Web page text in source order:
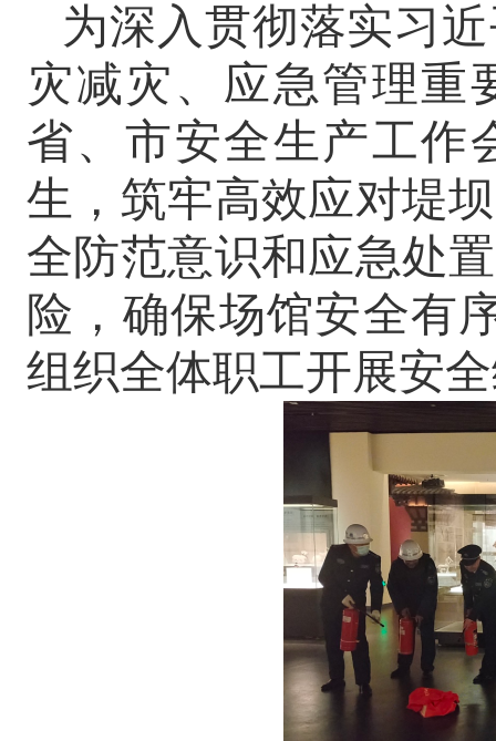
为深入贯彻落实习
灾减灾、应急管理重
省、市安全生产工作
生，筑牢高效应对堤
全防范意识和应急处
险，确保场馆安全有
组织全体职工开展安